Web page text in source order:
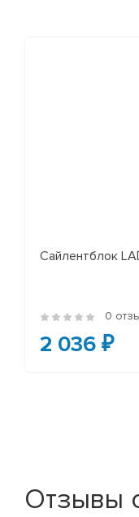
Сайлентблок
0
2 036 ₽
Отзывы